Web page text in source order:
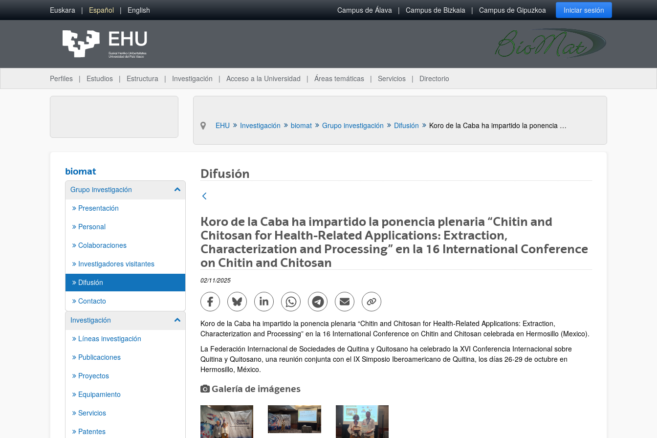
Saltar al contenido principal
Euskara Español English Campus de Álava Campus de Bizkaia Campus de Gipuzkoa Iniciar sesión
Perfiles Estudios Estructura Investigación Acceso a la Universidad Áreas temáticas Servicios Directorio
EHU Investigación biomat Grupo investigación Difusión Koro de la Caba ha impartido la ponencia plenaria
biomat
Grupo investigación Mostrar/ocultar subpáginas
Presentación
Personal
Colaboraciones
Investigadores visitantes
Difusión
Contacto
Investigación
Mostrar/ocultar subpáginas
Líneas investigación
Publicaciones
Proyectos
Equipamiento
Servicios
Patentes
Difusión
Koro de la Caba ha impartido la ponencia plenaria “Chitin and
Chitosan for Health-Related Applications: Extraction,
Characterization and Processing” en la 16 International Conference
on Chitin and Chitosan
02/11/2025
Compartir en Facebook - (Abre una nueva ventana)
Compartir en Bluesky - (Abre una nueva ventana)
Compartir en Linkedin - (Abre una nueva ventana)
Compartir en Whatsapp - (Abre una nueva ventana)
Compartir en Telegram - (Abre una nueva ventana)
Enviar por correo electrónico - (Abre una nueva ventana)
Copiar enlace - (Abre una nueva ventana)
Koro de la Caba ha impartido la ponencia plenaria “Chitin and Chitosan for Health-Related Applications: Extraction,
Characterization and Processing” en la 16 International Conference on Chitin and Chitosan celebrada en Hermosillo (Mexico).
La Federación Internacional de Sociedades de Quitina y Quitosano ha celebrado la XVI Conferencia Internacional sobre
Quitina y Quitosano, una reunión conjunta con el IX Simposio Iberoamericano de Quitina, los días 26-29 de octubre en
Hermosillo, México.
Galería de imágenes